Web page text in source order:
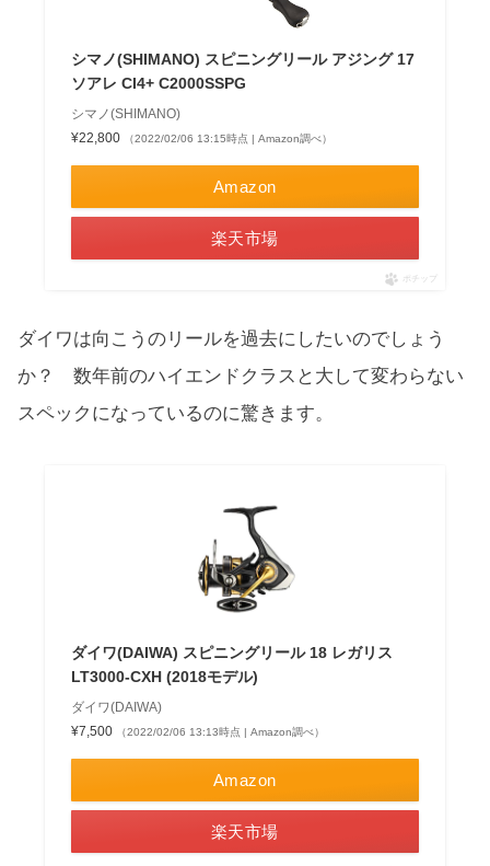
シマノ(SHIMANO) スピニングリール アジング 17
ソアレ CI4+ C2000SSPG
シマノ(SHIMANO)
¥22,800
（2022/02/06 13:15時点 | Amazon調べ）
Amazon
楽天市場
ポチップ
ダイワは向こうのリールを過去にしたいのでしょう
か？ 数年前のハイエンドクラスと大して変わらない
スペックになっているのに驚きます。
ダイワ(DAIWA) スピニングリール 18 レガリス
LT3000-CXH (2018モデル)
ダイワ(DAIWA)
¥7,500
（2022/02/06 13:13時点 | Amazon調べ）
Amazon
楽天市場